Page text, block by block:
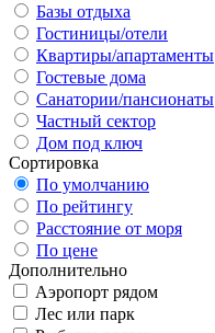
Базы отдыха
Гостиницы/отели
Квартиры/апартаменты
Гостевые дома
Санатории/пансионаты
Частный сектор
Дом под ключ
Сортировка
По умолчанию
По рейтингу
Расстояние от моря
По цене
Дополнительно
Аэропорт рядом
Лес или парк